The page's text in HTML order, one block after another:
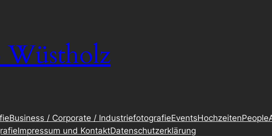
Business / Corporate / IndustriefotografieEventsHochzeitenPeople
Impressum und KontaktDatenschutzerklärung